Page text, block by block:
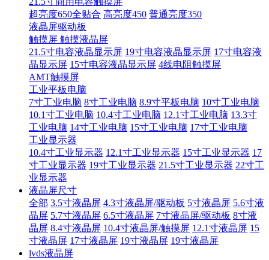
超亮度650全贴合 高亮度450 普通亮度350
液晶屏驱动板
触摸屏 触摸液晶屏
21.5寸电容液晶显示屏 19寸电容液晶显示屏 17寸电容液
晶显示屏 15寸电容液晶显示屏 4线电阻触摸屏
AMT触摸屏
工业平板电脑
7寸工业电脑 8寸工业电脑 8.9寸平板电脑 10寸工业电脑
10.1寸工业电脑 10.4寸工业电脑 12.1寸工业电脑 13.3寸
工业电脑 14寸工业电脑 15寸工业电脑 17寸工业电脑
工业显示器
10.4寸工业显示器 12.1寸工业显示器 15寸工业显示器 17
寸工业显示器 19寸工业显示器 21.5寸工业显示器 22寸工
业显示器
液晶屏尺寸
全部 3.5寸液晶屏 4.3寸液晶屏/驱动板 5寸液晶屏 5.6寸液
晶屏 5.7寸液晶屏 6.5寸液晶屏 7寸液晶屏/驱动板 8寸液
晶屏 8.4寸液晶屏 10.4寸液晶屏/触摸屏 12.1寸液晶屏 15
寸液晶屏 17寸液晶屏 19寸液晶屏 19寸液晶屏
lvds液晶屏